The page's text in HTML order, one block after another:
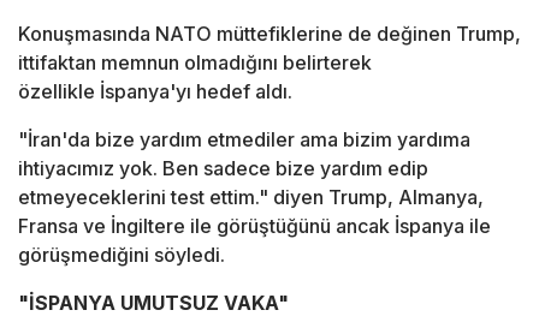
Konuşmasında NATO müttefiklerine de değinen Trump,
ittifaktan memnun olmadığını belirterek
özellikle İspanya'yı hedef aldı.
"İran'da bize yardım etmediler ama bizim yardıma
ihtiyacımız yok. Ben sadece bize yardım edip
etmeyeceklerini test ettim." diyen Trump, Almanya,
Fransa ve İngiltere ile görüştüğünü ancak İspanya ile
görüşmediğini söyledi.
"İSPANYA UMUTSUZ VAKA"